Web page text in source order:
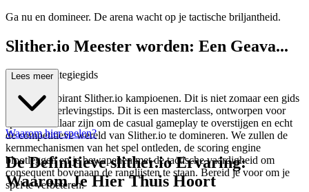
Ga nu en domineer. De arena wacht op je tactische briljantheid.
Slither.io Meester worden: Een Geava...
nceerde Strategiegids
Welkom, aspirant Slither.io kampioenen. Dit is niet zomaar een gids
vol basis overlevingstips. Dit is een masterclass, ontworpen voor
spelers die klaar zijn om de casual gameplay te overstijgen en echt
de competitieve wereld van Slither.io te domineren. We zullen de
kernmechanismen van het spel ontleden, de scoring engine
blootleggen en je bewapenen met de tactische vaardigheid om
consequent bovenaan de ranglijsten te staan. Bereid je voor om je
spel te verbeteren.
Lees meer
Waarom hier spelen?
De Definitieve slither.io Ervaring:
Waarom Je Hier Thuis Hoort